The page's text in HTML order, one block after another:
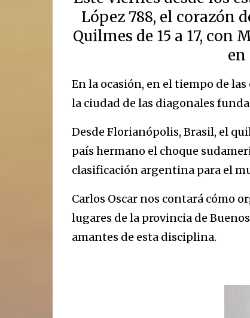
López 788, el corazón
Quilmes de 15 a 17, con
en
En la ocasión, en el tiempo de
la ciudad de las diagonales
Desde Florianópolis, Brasil, el
país hermano el choque
clasificación argentina para el
Carlos Oscar nos contará cómo
lugares de la provincia de
amantes de esta disciplina.